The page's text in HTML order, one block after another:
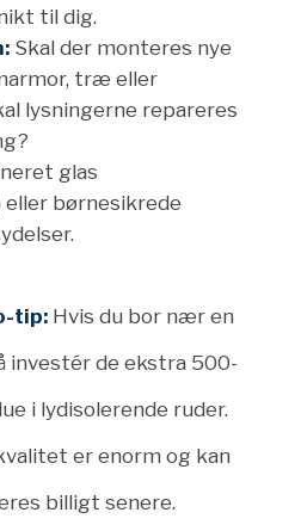
til dig.
Skal der monteres nye
træ eller
lysningerne repareres
glas
børnesikrede
tip:Hvis du bor nær en
investér de ekstra 500-
i lydisolerende ruder.
er enorm og kan
billigt senere.